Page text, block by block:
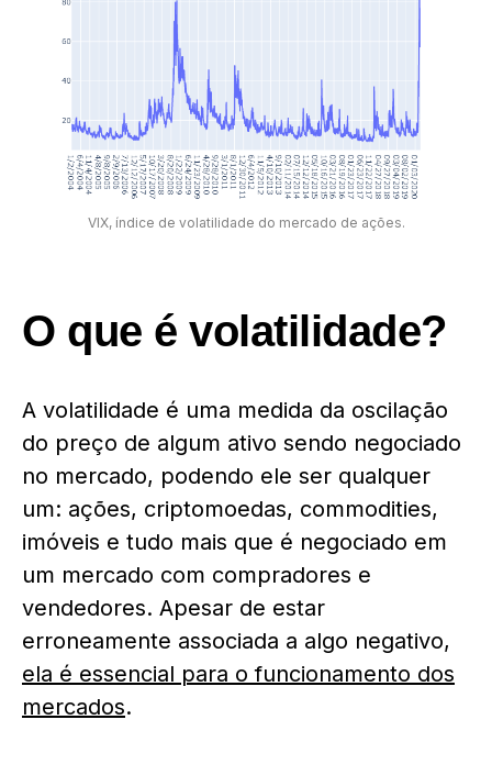
VIX, índice de volatilidade do mercado de ações.
O que é volatilidade?
A volatilidade é uma medida da oscilação
do preço de algum ativo sendo negociado
no mercado, podendo ele ser qualquer
um: ações, criptomoedas, commodities,
imóveis e tudo mais que é negociado em
um mercado com compradores e
vendedores. Apesar de estar
erroneamente associada a algo negativo,
ela é essencial para o funcionamento dos
mercados.